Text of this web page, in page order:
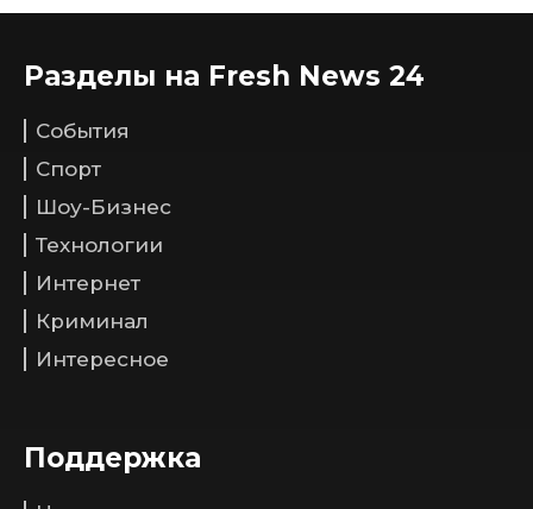
Разделы на Fresh News 24
События
Спорт
Шоу-Бизнес
Технологии
Интернет
Криминал
Интересное
Поддержка